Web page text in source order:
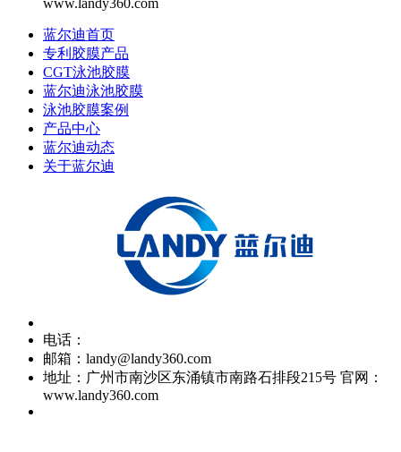
蓝尔迪首页
专利胶膜产品
CGT泳池胶膜
蓝尔迪泳池胶膜
泳池胶膜案例
产品中心
蓝尔迪动态
关于蓝尔迪
电话：
邮箱：landy@landy360.com
地址：广州市南沙区东涌镇市南路石排段215号 官网：
www.landy360.com